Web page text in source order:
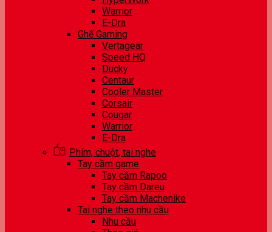
Warrior
E-Dra
Ghế Gaming
Vertagear
Speed HQ
Ducky
Centaur
Cooler Master
Corsair
Cougar
Warrior
E-Dra
Phím, chuột, tai nghe
Tay cầm game
Tay cầm Rapoo
Tay cầm Dareu
Tay cầm Machenike
Tai nghe theo nhu cầu
Nhu cầu